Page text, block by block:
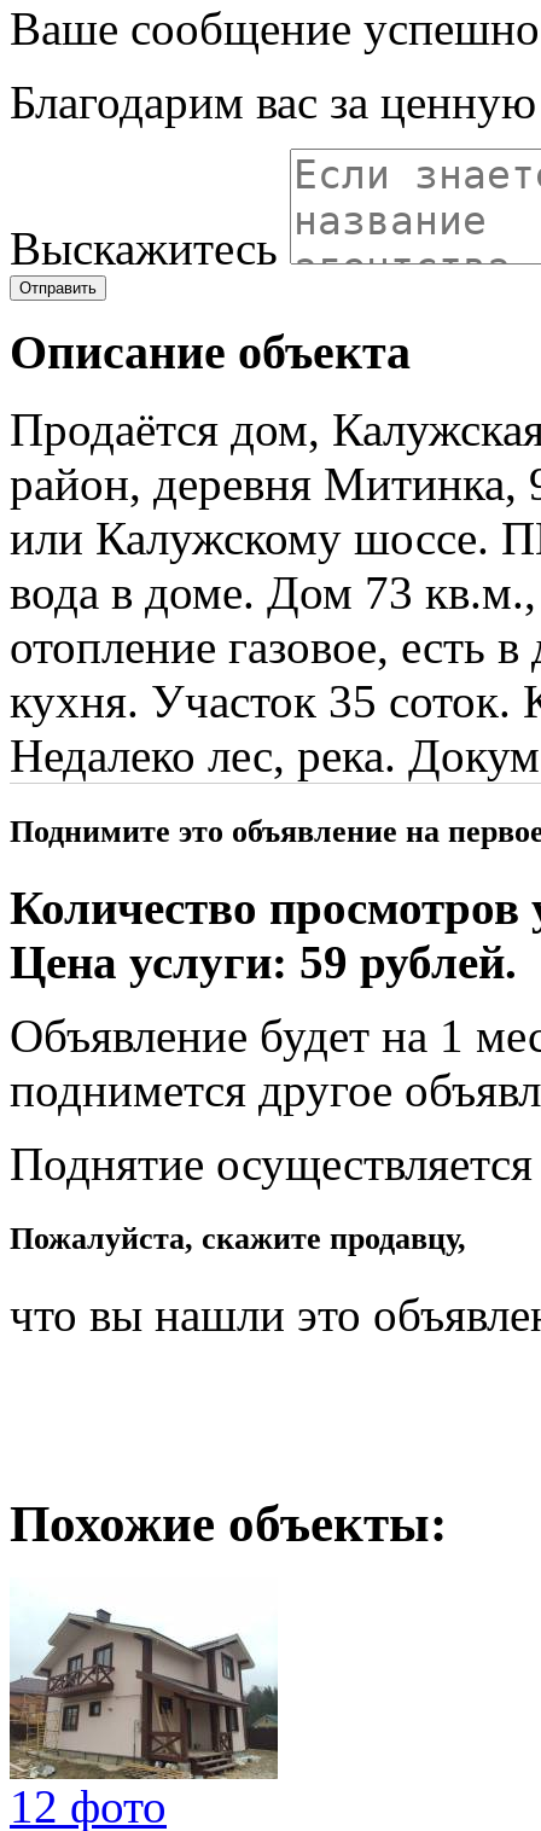
Ваше сообщение успешно
Благодарим вас за
Выскажитесь
Отправить
Описание объекта
Продаётся дом,
район, деревня
или Калужскому шоссе.
вода в доме. Дом 73
отопление газовое, есть
кухня. Участок 35 соток.
Недалеко лес, река.
Поднимите это объявление на
Количество просмотров
Цена услуги: 59 рублей.
Объявление будет на 1
поднимется другое
Поднятие
Пожалуйста, скажите продавцу,
что вы нашли это
Похожие объекты:
12 фото